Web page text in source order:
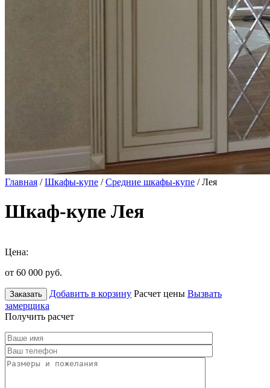
Главная /Шкафы-купе /Средние шкафы-купе / Лея
Шкаф-купе Лея
Цена:
от 60 000 руб.
Заказать Добавить в корзину Расчет цены Вызвать
замерщика
Получить расчет